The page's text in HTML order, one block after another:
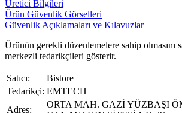
Üretici Bilgileri
Ürün Güvenlik Görselleri
Güvenlik Açıklamaları ve Kılavuzlar
Ürünün gerekli düzenlemelere sahip olmasını
merkezli tedarikçileri gösterir.
Satıcı:
Bistore
Tedarikçi: EMTECH
Adres:
ORTA MAH. GAZİ YÜZBAŞI